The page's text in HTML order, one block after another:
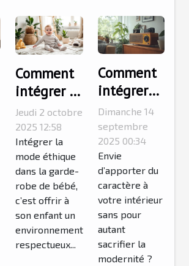
Comment
intégrer la
mode
éthique
dans la
garde-robe
de votre
bébé?
Jeudi 2 octobre
2025 12:58
Intégrer la
mode éthique
dans la garde-
robe de bébé,
c’est offrir à
son enfant un
environnement
respectueux...
Comment
intégrer
des objets
de
décoration
vintage
américains
dans un
intérieur
moderne ?
Dimanche 14
septembre
2025 00:34
Envie
d’apporter du
caractère à
votre intérieur
sans pour
autant
sacrifier la
modernité ?